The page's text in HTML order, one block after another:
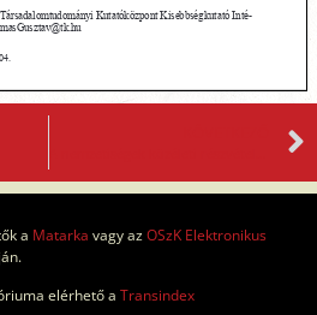
a Matarka vagy azOSzK Elektronikus
elérhető a Transindex